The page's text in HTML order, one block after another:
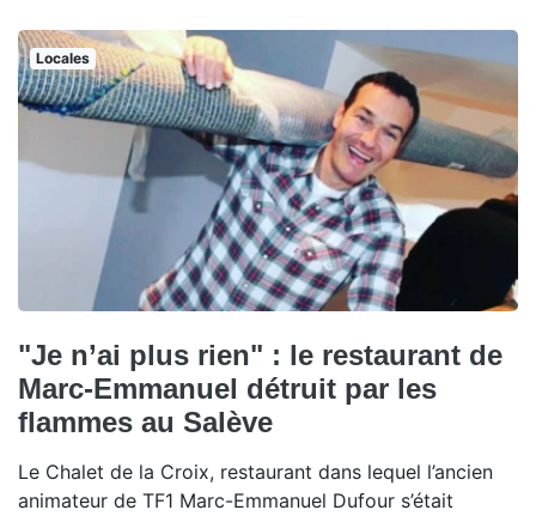
Locales
"Je n’ai plus rien" : le restaurant de
Marc-Emmanuel détruit par les
flammes au Salève
Le Chalet de la Croix, restaurant dans lequel l’ancien
animateur de TF1 Marc-Emmanuel Dufour s’était